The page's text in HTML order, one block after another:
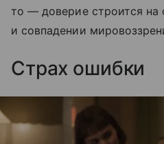
то — доверие строится
и совпадении
Страх ошибки